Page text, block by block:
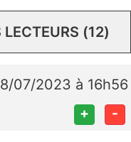
(12)
07/2023 à 16h56
+ -